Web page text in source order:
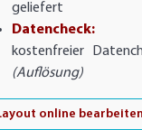
geliefert
Datencheck:
kostenfreier
(Auflösung)
online bearbeiten